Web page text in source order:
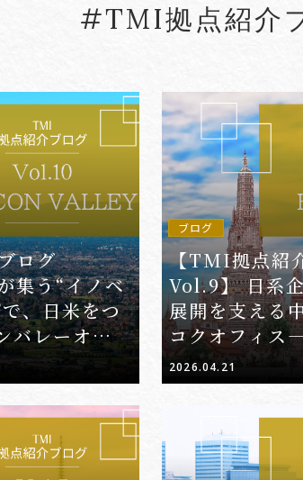
#Applied Arts
#TMI拠点紹介
ログ
集う“イノベ
、日米をつ
バレーオフィ
ブログ
【TMI拠点紹
Vol.9】 日系
展開を支える
コクオフィス
2026.04.21